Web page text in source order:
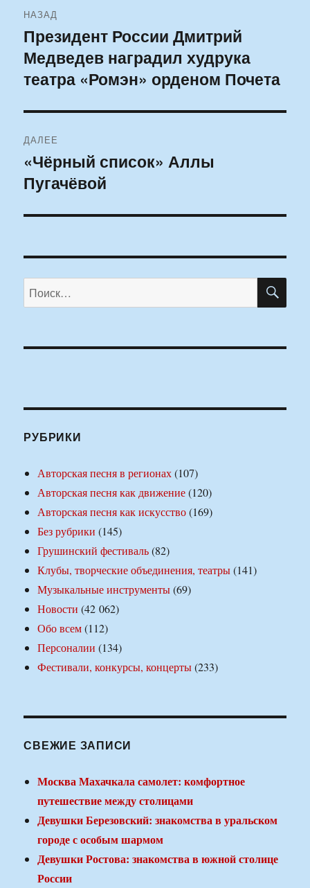
по
записям
НАЗАД
Предыдущая
запись:
Президент России Дмитрий
Медведев наградил худрука
театра «Ромэн» орденом Почета
ДАЛЕЕ
Следующая
запись:
«Чёрный список» Аллы
Пугачёвой
Искать:
РУБРИКИ
Авторская песня в регионах(107)
Авторская песня как движение(120)
Авторская песня как искусство(169)
Без рубрики (145)
Грушинский фестиваль(82)
Клубы, творческие объединения, театры(141)
Музыкальные инструменты(69)
Новости (42 062)
Обо всем(112)
Персоналии (134)
Фестивали, конкурсы, концерты(233)
СВЕЖИЕ ЗАПИСИ
Москва Махачкала самолет: комфортное
путешествие между столицами
Девушки Березовский: знакомства в уральском
городе с особым шармом
Девушки Ростова: знакомства в южной столице
России